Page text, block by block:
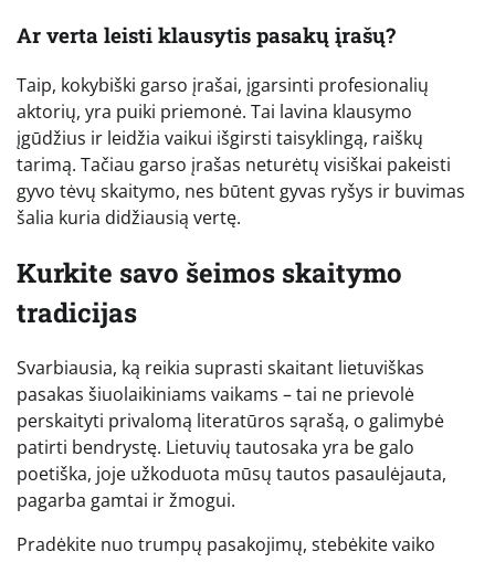
Ar verta leisti klausytis pasakų įrašų?
Taip, kokybiški garso įrašai, įgarsinti profesionalių
aktorių, yra puiki priemonė. Tai lavina klausymo
įgūdžius ir leidžia vaikui išgirsti taisyklingą, raiškų
tarimą. Tačiau garso įrašas neturėtų visiškai pakeisti
gyvo tėvų skaitymo, nes būtent gyvas ryšys ir buvimas
šalia kuria didžiausią vertę.
Kurkite savo šeimos skaitymo
tradicijas
Svarbiausia, ką reikia suprasti skaitant lietuviškas
pasakas šiuolaikiniams vaikams – tai ne prievolė
perskaityti privalomą literatūros sąrašą, o galimybė
patirti bendrystę. Lietuvių tautosaka yra be galo
poetiška, joje užkoduota mūsų tautos pasaulėjauta,
pagarba gamtai ir žmogui.
Pradėkite nuo trumpų pasakojimų, stebėkite vaiko